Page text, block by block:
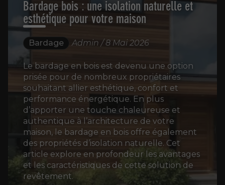
Bardage bois : une isolation naturelle et
esthétique pour votre maison
Bardage Admin / 8 Mai 2026
Le bardage en bois est devenu une option
prisée pour de nombreux propriétaires
souhaitant allier esthétique, confort et
performance énergétique. En plus
d’apporter une touche chaleureuse et
authentique à l’architecture de votre
maison, le bardage en bois offre également
des propriétés d’isolation naturelle. Cet
article explore en profondeur les avantages
et les caractéristiques de cette solution de
revêtement.